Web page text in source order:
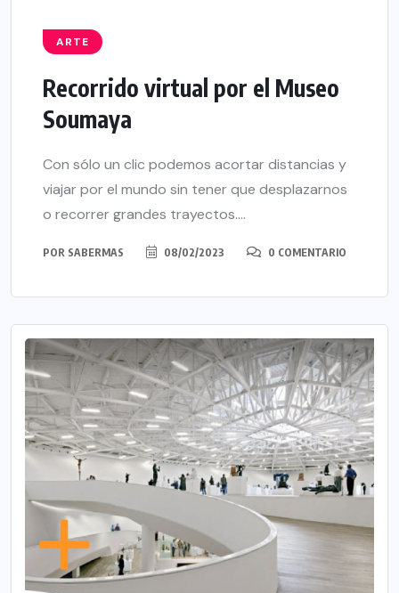
ARTE
Recorrido virtual por el Museo
Soumaya
Con sólo un clic podemos acortar distancias y
viajar por el mundo sin tener que desplazarnos
o recorrer grandes trayectos....
POR SABERMAS 08/02/2023 0 COMENTARIO